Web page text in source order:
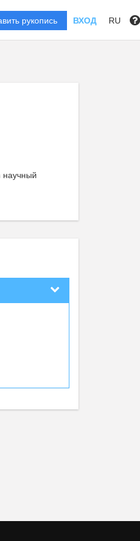
рукопись ВХОД RU
научный